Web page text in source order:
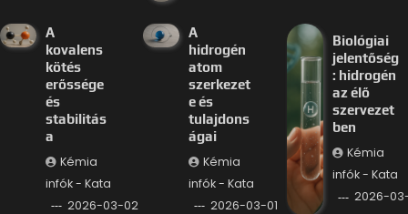
A
kovalens
kötés
erőssége
és
stabilitás
a
Kémia
infók - Kata
2026-03-02
A
hidrogén
atom
szerkezet
e és
tulajdons
ágai
Kémia
infók - Kata
2026-03-01
Biológiai
jelentőség
: hidrogén
az élő
szervezet
ben
Kémia
infók - Kata
2026-